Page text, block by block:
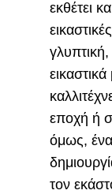
εκθέτει
εποχή ή
όμως,
τον